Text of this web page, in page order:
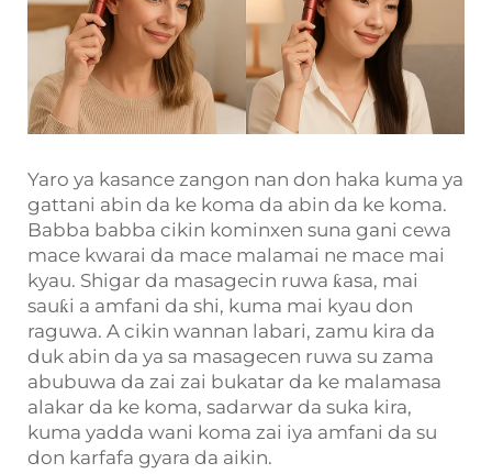
Yaro ya kasance zangon nan don haka kuma ya
gattani abin da ke koma da abin da ke koma.
Babba babba cikin kominxen suna gani cewa
mace kwarai da mace malamai ne mace mai
kyau. Shigar da masagecin ruwa ƙasa, mai
sauƙi a amfani da shi, kuma mai kyau don
raguwa. A cikin wannan labari, zamu kira da
duk abin da ya sa masagecen ruwa su zama
abubuwa da zai zai bukatar da ke malamasa
alakar da ke koma, sadarwar da suka kira,
kuma yadda wani koma zai iya amfani da su
don karfafa gyara da aikin.